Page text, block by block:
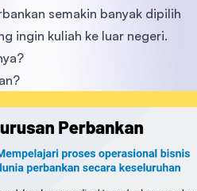
semakin banyak dipilih
ingin kuliah ke luar negeri.